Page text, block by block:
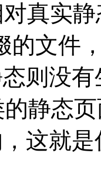
实静
的文件
则没
静态
这就